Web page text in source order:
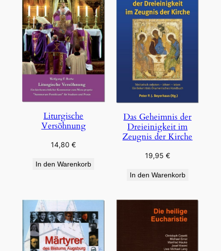
Liturgische
Versöhnung
14,80€
In den Warenkorb
Das Geheimnis der
Dreieinigkeit im
Zeugnis der Kirche
19,95 €
In den Warenkorb